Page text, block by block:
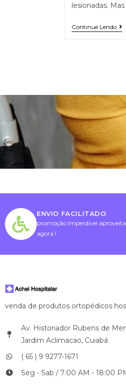
lesionadas.
Continue Lendo
ENVIO FACILITADO
promoção imperdivel
agora !
venda de produtos ortopédicos
Av. Historiador Rubens de
Jardim Aclimacao, Cuiabá
( 65 ) 9 9277-1671
Seg - Sab / 7:00 AM - 18:00